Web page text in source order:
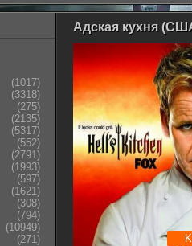
Адская кухня
(1017)
(3318)
(275)
(2135)
(5317)
(552)
(2791)
(1993)
(597)
(1621)
(308)
(794)
(10949)
(271)